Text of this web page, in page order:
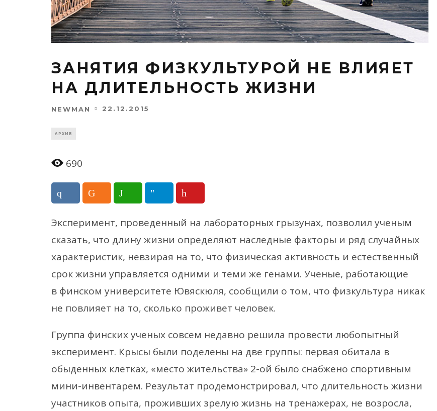
ЗАНЯТИЯ ФИЗКУЛЬТУРОЙ НЕ ВЛИЯЕТ
НА ДЛИТЕЛЬНОСТЬ ЖИЗНИ
NEWMAN 22.12.2015
АРХИВ
690
Эксперимент, проведенный на лабораторных грызунах, позволил ученым
сказать, что длину жизни определяют наследные факторы и ряд случайных
характеристик, невзирая на то, что физическая активность и естественный
срок жизни управляется одними и теми же генами. Ученые, работающие
в финском университете Ювяскюля, сообщили о том, что физкультура никак
не повлияет на то, сколько проживет человек.
Группа финских ученых совсем недавно решила провести любопытный
эксперимент. Крысы были поделены на две группы: первая обитала в
обыденных клетках, «место жительства» 2-ой было снабжено спортивным
мини-инвентарем. Результат продемонстрировал, что длительность жизни
участников опыта, проживших зрелую жизнь на тренажерах, не возросла,